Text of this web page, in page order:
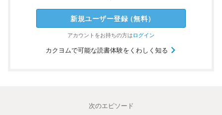
新規ユーザー登録（無料）
アカウントをお持ちの方はログイン
カクヨムで可能な読書体験をくわしく知る
次のエピソード